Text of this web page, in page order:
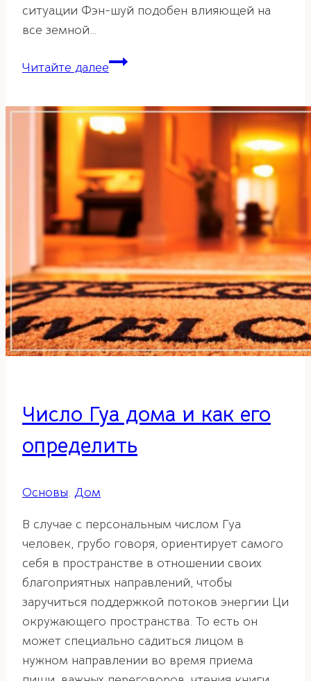
ситуации Фэн-шуй подобен влияющей на
все земной…
Читайте далееПсихология
Число Гуа дома и как его
определить
Основы, Дом
В случае с персональным числом Гуа
человек, грубо говоря, ориентирует самого
себя в пространстве в отношении своих
благоприятных направлений, чтобы
заручиться поддержкой потоков энергии Ци
окружающего пространства. То есть он
может специально садиться лицом в
нужном направлении во время приема